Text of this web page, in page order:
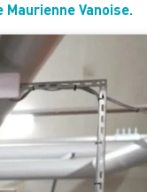
Vanoise.